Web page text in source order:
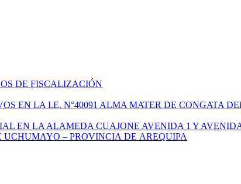
DE FISCALIZACIÓN
EN LA I.E. N°40091 ALMA MATER DE CONGATA
EN LA ALAMEDA CUAJONE AVENIDA 1 Y
– PROVINCIA DE AREQUIPA